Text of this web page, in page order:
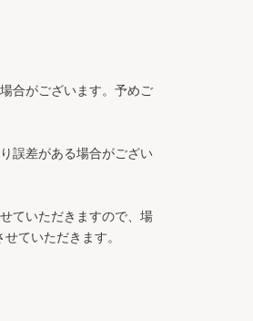
合がございます。予めご
誤差がある場合がござい
ていただきますので、場
ていただきます。